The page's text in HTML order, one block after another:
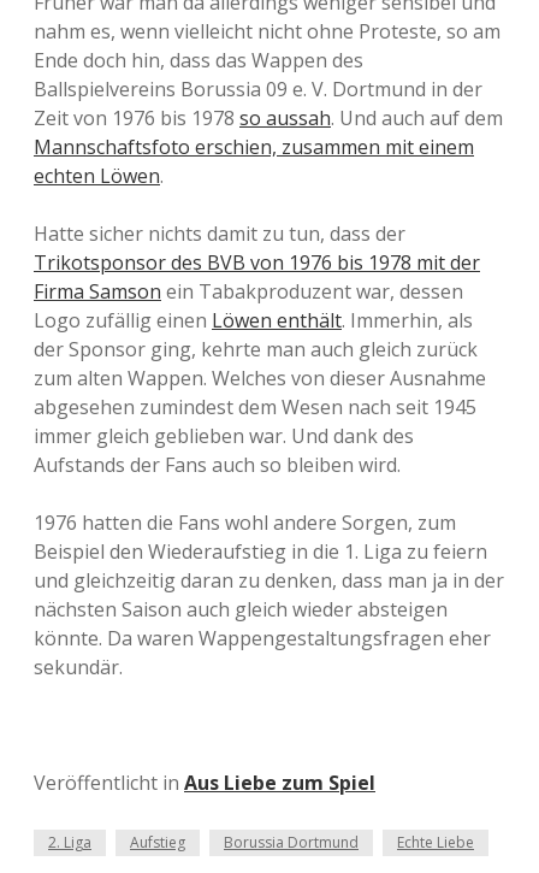
nahm es, wenn vielleicht nicht ohne Proteste, so am
Ende doch hin, dass das Wappen des
Ballspielvereins Borussia 09 e. V. Dortmund in der
Zeit von 1976 bis 1978 so aussah. Und auch auf dem
Mannschaftsfoto erschien, zusammen mit einem
echten Löwen.
Hatte sicher nichts damit zu tun, dass der
Trikotsponsor des BVB von 1976 bis 1978 mit der
Firma Samson ein Tabakproduzent war, dessen
Logo zufällig einen Löwen enthält. Immerhin, als
der Sponsor ging, kehrte man auch gleich zurück
zum alten Wappen. Welches von dieser Ausnahme
abgesehen zumindest dem Wesen nach seit 1945
immer gleich geblieben war. Und dank des
Aufstands der Fans auch so bleiben wird.
1976 hatten die Fans wohl andere Sorgen, zum
Beispiel den Wiederaufstieg in die 1. Liga zu feiern
und gleichzeitig daran zu denken, dass man ja in der
nächsten Saison auch gleich wieder absteigen
könnte. Da waren Wappengestaltungsfragen eher
sekundär.
Veröffentlicht in Aus Liebe zum Spiel
2. Liga Aufstieg Borussia Dortmund Echte Liebe